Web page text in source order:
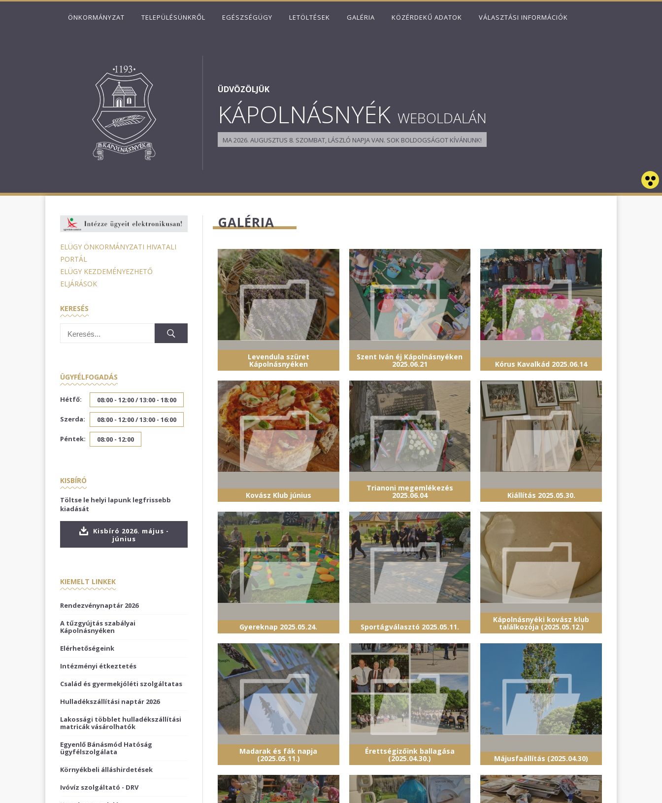
ÖNKORMÁNYZAT TELEPÜLÉSÜNKRŐL EGÉSZSÉGÜGY LETÖLTÉSEK GALÉRIA KÖZÉRDEKŰ ADATOK VÁLASZTÁSI INFORMÁCIÓK
ÜDVÖZÖLJÜK
KÁPOLNÁSNYÉK WEBOLDALÁN
MA 2026. AUGUSZTUS 8. SZOMBAT, LÁSZLÓ NAPJA VAN. SOK BOLDOGSÁGOT KÍVÁNUNK!
GALÉRIA
Levendula szüret
Kápolnásnyéken
Szent Iván éj Kápolnásnyéken
2025.06.21 Kórus Kavalkád 2025.06.14
Kovász Klub június
Trianoni megemlékezés
2025.06.04 Kiállítás 2025.05.30.
Gyereknap 2025.05.24. Sportágválasztó 2025.05.11.
Kápolnásnyéki kovász klub
találkozója (2025.05.12.)
Madarak és fák napja
(2025.05.11.)
Érettségizőink ballagása
(2025.04.30.) Májusfaállítás (2025.04.30)
ELÜGY ÖNKORMÁNYZATI HIVATALI
PORTÁL
ELÜGY KEZDEMÉNYEZHETŐ
ELJÁRÁSOK
KERESÉS
ÜGYFÉLFOGADÁS
Hétfő: 08:00 - 12:00 /13:00 - 18:00
Szerda: 08:00 - 12:00 /13:00 - 16:00
Péntek: 08:00 - 12:00
KISBÍRÓ
Töltse le helyi lapunk legfrissebb
kiadását
Kisbíró 2026. május -
június
KIEMELT LINKEK
Rendezvénynaptár 2026
A tűzgyújtás szabályai
Kápolnásnyéken
Elérhetőségeink
Intézményi étkeztetés
Család és gyermekjóléti szolgáltatas
Hulladékszállítási naptár 2026
Lakossági többlet hulladékszállítási
matricák vásárolhatók
Egyenlő Bánásmód Hatóság
ügyfélszolgálata
Környékbeli álláshirdetések
Ivóvíz szolgáltató - DRV